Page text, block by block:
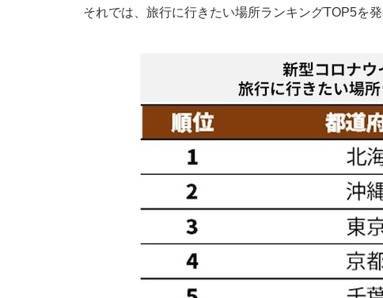
それでは、旅行に行きたい場所ランキングTOP5を発